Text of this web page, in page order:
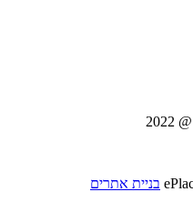
בניית אתרים